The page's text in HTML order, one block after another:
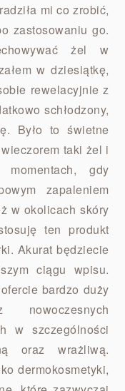
mi co zrobić,
zastosowaniu go.
żel w
w dziesiątkę,
rewelacyjnie z
schłodzony,
Było to świetne
taki żel i
gdy
zapaleniem
w okolicach skóry
ten produkt
Akurat będziecie
ciągu wpisu.
bardzo duży
w szczególności
oraz wrażliwą.
dermokosmetyki,